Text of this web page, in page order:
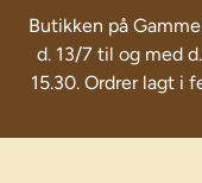
Skip
content
Butikken på
d. 13/7 til og med
15.30. Ordrer lagt i